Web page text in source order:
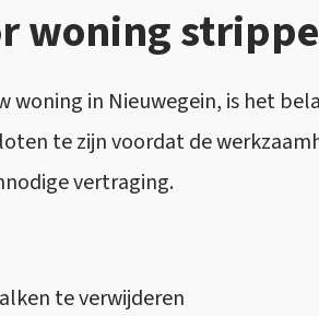
woning
in Nieuwegein, is het
te zijn voordat de
vertraging.
te verwijderen